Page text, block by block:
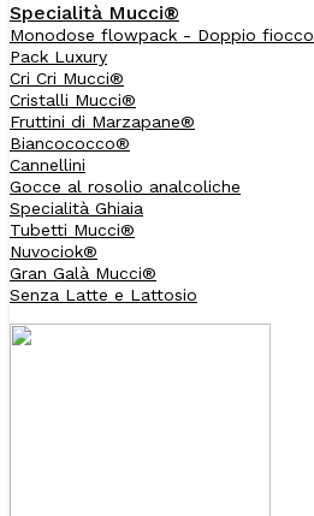
Specialità Mucci®
Monodose flowpack - Doppio fiocco
Pack Luxury
Cri Cri Mucci®
Cristalli Mucci®
Fruttini di Marzapane®
Biancococco®
Cannellini
Gocce al rosolio analcoliche
Specialità Ghiaia
Tubetti Mucci®
Nuvociok®
Gran Galà Mucci®
Senza Latte e Lattosio